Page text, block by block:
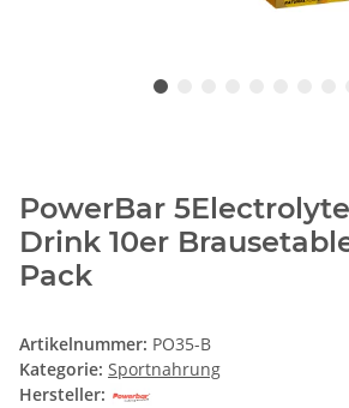
PowerBar
Drink 10er
Pack
Artikelnummer: PO35-B
Kategorie: Sportnahrung
Hersteller: